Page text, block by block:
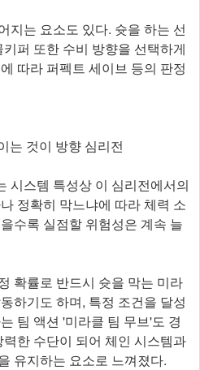
지는 요소도 있다. 슛을 하는 선
퍼 또한 수비 방향을 선택하게
따라 퍼펙트 세이브 등의 판정
는 것이 방향 심리전
시스템 특성상 이 심리전에서의
정확히 막느냐에 따라 체력 소
수록 실점할 위험성은 계속 늘
확률로 반드시 슛을 막는 미라
하기도 하며, 특정 조건을 달성
팀 액션 '미라클 팀 무브'도 경
한 수단이 되어 체인 시스템과
유지하는 요소로 느껴졌다.